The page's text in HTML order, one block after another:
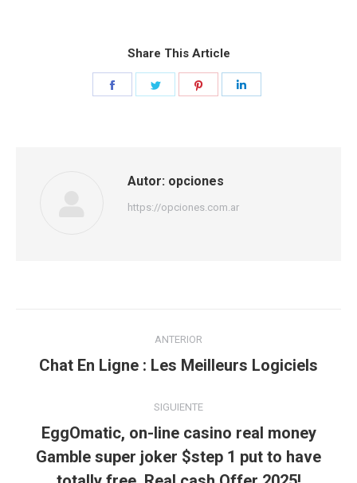
Share This Article
Autor: opciones
https://opciones.com.ar
entre
publicaciones
ANTERIOR
Publicación
Chat En Ligne : Les Meilleurs Logiciels
SIGUIENTE
Publicación
siguiente:
EggOmatic, on-line casino real money
Gamble super joker $step 1 put to have